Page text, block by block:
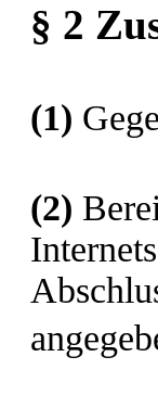
§ 2
(1)
(2)